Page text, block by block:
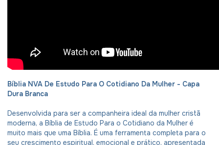
Bíblia NVA De Estudo Para O Cotidiano Da Mulher - Capa
Dura Branca
Desenvolvida para ser a companheira ideal da mulher cristã
moderna, a Bíblia de Estudo Para o Cotidiano da Mulher é
muito mais que uma Bíblia. É uma ferramenta completa para o
seu crescimento espiritual, emocional e prático, apresentada